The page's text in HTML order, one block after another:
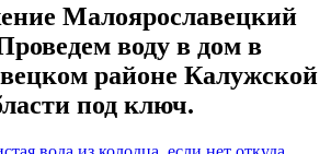
Малоярославецкий
воду в дом в
районе Калужской
под ключ.